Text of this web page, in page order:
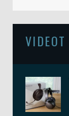
VIDEOT